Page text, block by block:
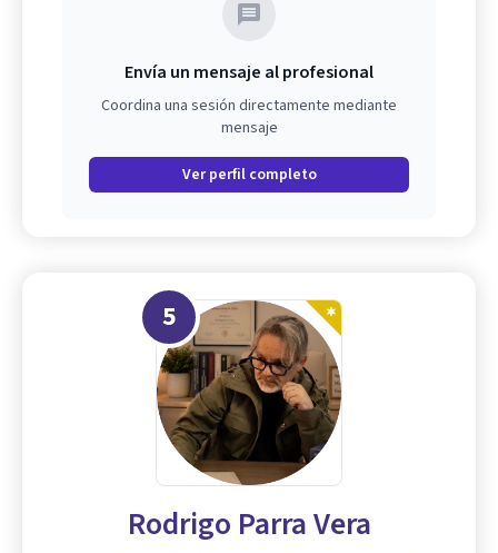
Envía un mensaje al profesional
Coordina una sesión directamente mediante
mensaje
Ver perfil completo
5
Rodrigo Parra Vera